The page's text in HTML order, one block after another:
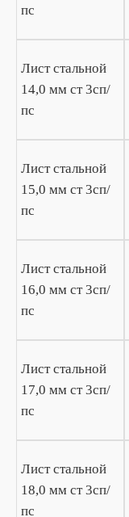
пс
Лист стальной
14,0 мм ст 3сп/
пс
Лист стальной
15,0 мм ст 3сп/
пс
Лист стальной
16,0 мм ст 3сп/
пс
Лист стальной
17,0 мм ст 3сп/
пс
Лист стальной
18,0 мм ст 3сп/
пс